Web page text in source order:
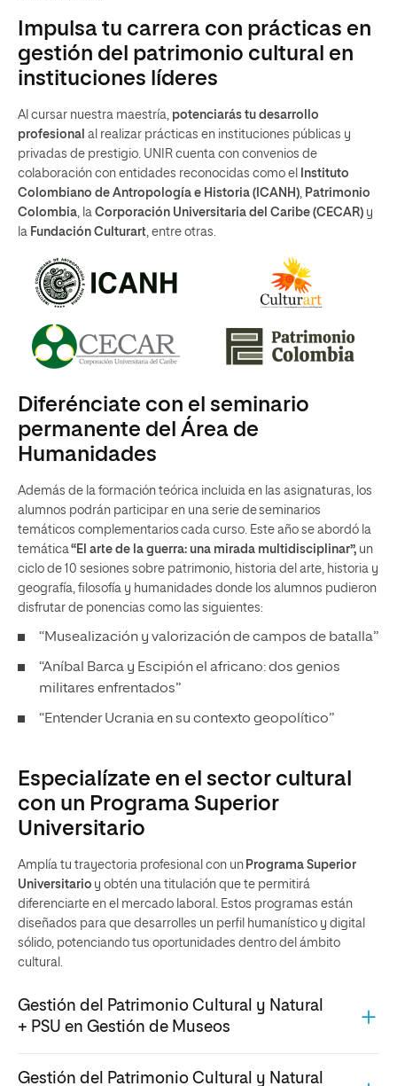
Impulsa tu carrera con prácticas en
gestión del patrimonio cultural en
instituciones líderes
Al cursar nuestra maestría, potenciarás tu desarrollo
profesional al realizar prácticas en instituciones públicas y
privadas de prestigio. UNIR cuenta con convenios de
colaboración con entidades reconocidas como el
Instituto
Colombiano de Antropología e Historia (ICANH), Patrimonio
Colombia, la Corporación Universitaria del Caribe (CECAR) y
la Fundación Culturart, entre otras.
Diferénciate con el seminario
permanente del Área de
Humanidades
Además de la formación teórica incluida en las asignaturas, los
alumnos podrán participar en una serie de seminarios
temáticos complementarios cada curso. Este año se abordó la
temática“El arte de la guerra: una mirada multidisciplinar”, un
ciclo de 10 sesiones sobre patrimonio, historia del arte, historia y
geografía, filosofía y humanidades donde los alumnos pudieron
disfrutar de ponencias como las siguientes:
“Musealización y valorización de campos de batalla”
“Aníbal Barca y Escipión el africano: dos genios
militares enfrentados”
“Entender Ucrania en su contexto geopolítico”
Especialízate en el sector cultural
con un Programa Superior
Universitario
Amplía tu trayectoria profesional con un Programa Superior
Universitario y obtén una titulación que te permitirá
diferenciarte en el mercado laboral. Estos programas están
diseñados para que desarrolles un perfil humanístico y digital
sólido, potenciando tus oportunidades dentro del ámbito
cultural.
Gestión del Patrimonio Cultural y Natural
+ PSU en Gestión de Museos
Adquiere una visión global e innovadora de la gestión
Gestión del Patrimonio Cultural y Natural